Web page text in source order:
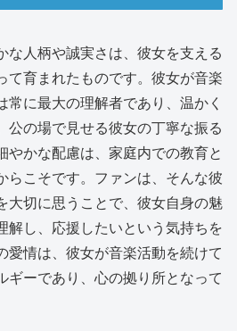
な人柄や誠実さは、彼女を支える
て育まれたものです。彼女が音楽
常に最大の理解者であり、温かく
公の場で見せる彼女の丁寧な振る
やかな配慮は、家庭内での教育と
らこそです。ファンは、そんな彼
大切に思うことで、彼女自身の魅
解し、応援したいという気持ちを
愛情は、彼女が音楽活動を続けて
ギーであり、心の拠り所となって